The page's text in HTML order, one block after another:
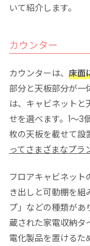
いて紹介します。
カウンター
カウンターは、 床面
部分と天板部分が一
は、キャビネットと
せを選べます。1〜3
枚の天板を載せて設
ってさまざまなプラ
フロアキャビネット
き出しと可動棚を
プ」などの種類があ
蔵された家電収納タ
電化製品を置けるた